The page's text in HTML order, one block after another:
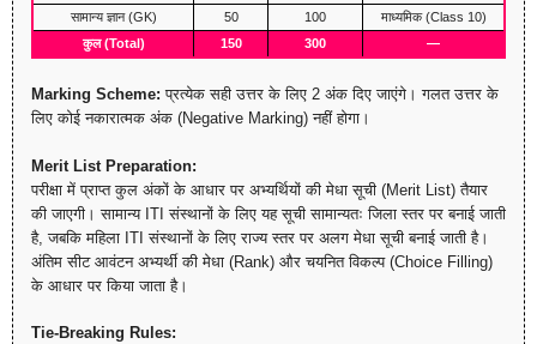
सामान्य ज्ञान (GK)
50 100
माध्यमिक (Class 10)
कुल (Total)
150 300 —
Marking Scheme: प्रत्येक सही उत्तर के लिए 2 अंक दिए जाएंगे। गलत उत्तर के
लिए कोई नकारात्मक अंक (Negative Marking) नहीं होगा।
Merit List Preparation:
परीक्षा में प्राप्त कुल अंकों के आधार पर अभ्यर्थियों की मेधा सूची (Merit List) तैयार
की जाएगी। सामान्य ITI संस्थानों के लिए यह सूची सामान्यतः जिला स्तर पर बनाई जाती
है, जबकि महिला ITI संस्थानों के लिए राज्य स्तर पर अलग मेधा सूची बनाई जाती है।
अंतिम सीट आवंटन अभ्यर्थी की मेधा (Rank) और चयनित विकल्प (Choice Filling)
के आधार पर किया जाता है।
Tie-Breaking Rules: